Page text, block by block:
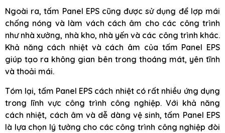
Ngoài ra, tấm Panel EPS cũng được sử dụng để lợp mái
chống nóng và làm vách cách âm cho các công trình
như nhà xưởng, nhà kho, nhà yến và các công trình khác.
Khả năng cách nhiệt và cách âm của tấm Panel EPS
giúp tạo ra không gian bên trong thoáng mát, yên tĩnh
và thoải mái.
Tóm lại, tấm Panel EPS cách nhiệt có rất nhiều ứng dụng
trong lĩnh vực công trình công nghiệp. Với khả năng
cách nhiệt, cách âm và dễ dàng vệ sinh, tấm Panel EPS
là lựa chọn lý tưởng cho các công trình công nghiệp đòi